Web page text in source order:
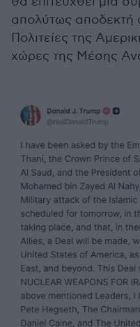
απολύτως αποδεκτή
Πολιτείες της
χώρες της Μέσης